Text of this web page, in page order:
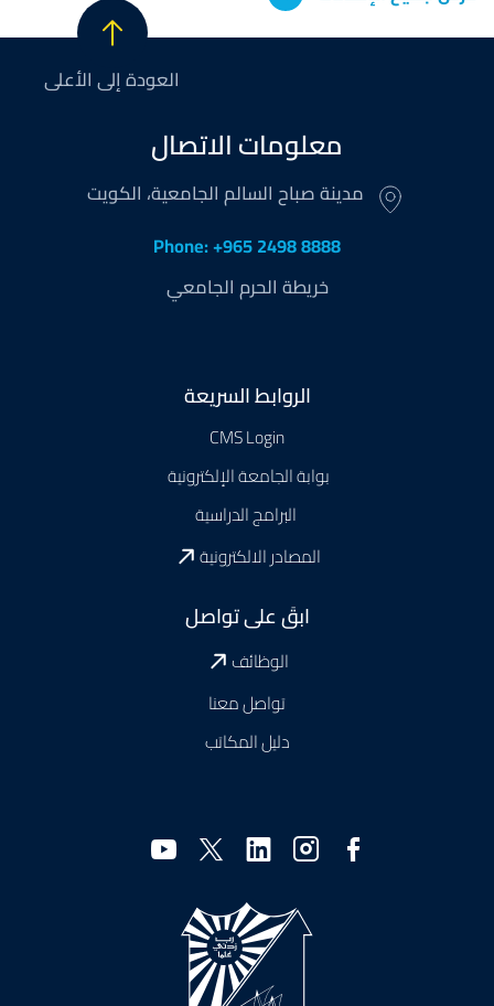
العودة إلى الأعلى
معلومات الاتصال
مدينة صباح السالم الجامعية، الكويت
Phone: +965 2498 8888
خريطة الحرم الجامعي
الروابط السريعة
CMS Login
بوابة الجامعة الإلكترونية
البرامج الدراسية
المصادر الالكترونية
ابقَ على تواصل
الوظائف
تواصل معنا
دليل المكاتب